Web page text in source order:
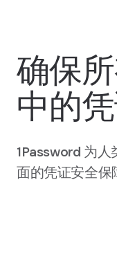
确保
中的
1Password 为
面的凭证安全保